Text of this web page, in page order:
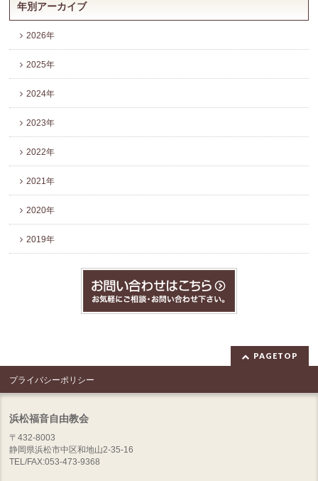
年別アーカイブ
2026年
2025年
2024年
2023年
2022年
2021年
2020年
2019年
PAGETOP
プライバシーポリシー
浜松福音自由教会
〒432-8003
静岡県浜松市中区和地山2-35-16
TEL/FAX:053-473-9368